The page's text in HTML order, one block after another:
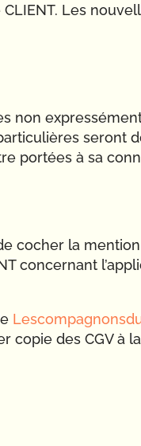
Les
non
seront
portées à sa
cocher la
concernant
copie des CGV à